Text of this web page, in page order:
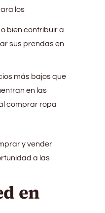
los
bien contribuir a
sus prendas en
más bajos que
en las
comprar ropa
y vender
a las
en